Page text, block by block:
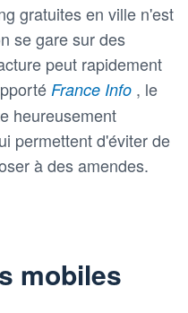
gratuites en ville n'est
se gare sur des
peut rapidement
France Info , le
heureusement
permettent d'éviter de
à des amendes.
mobiles